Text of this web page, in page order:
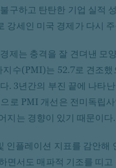
구하고 탄탄한 기업 실적
강세인 미국 경제가 다시
제는 충격을 잘 견뎌낸 모
지수(PMI)는 52.7로 견조
. 3년간의 부진 끝에 나타
로 PMI 개선은 전미독립
지는 경향이 있기 때문이다.
인플레이션 지표를 감안해
면서도 매파적 기조를 띠